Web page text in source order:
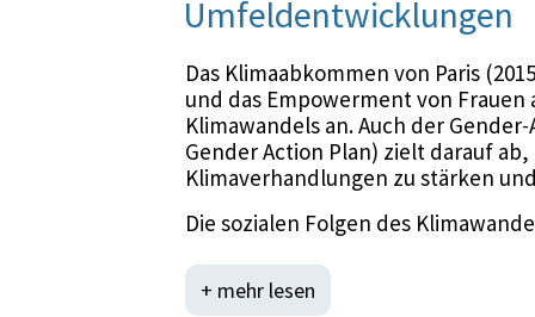
Umfeldentwicklungen
Das Klimaabkommen von Paris
und das Empowerment von
Klimawandels an. Auch der
Gender Action Plan) zielt darauf
Klimaverhandlungen zu stärken
Die sozialen Folgen des
als Versorgerinnen auf
der Nahrungssicherheit und der
+ mehr lesen